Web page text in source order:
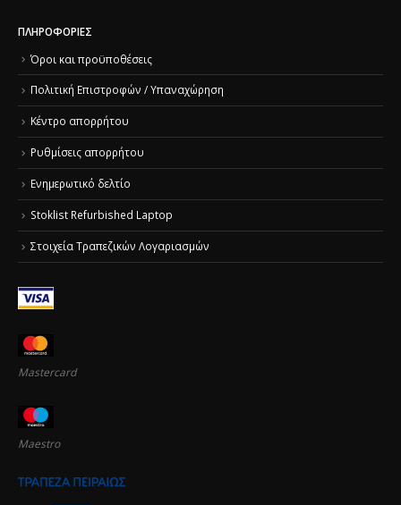
ΠΛΗΡΟΦΟΡΊΕΣ
Όροι και προϋποθέσεις
Πολιτική Επιστροφών / Υπαναχώρηση
Κέντρο απορρήτου
Ρυθμίσεις απορρήτου
Ενημερωτικό δελτίο
Stoklist Refurbished Laptop
Στοιχεία Τραπεζικών Λογαριασμών
Mastercard
Maestro